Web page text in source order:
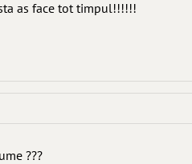
as face tot timpul!!!!!!
???